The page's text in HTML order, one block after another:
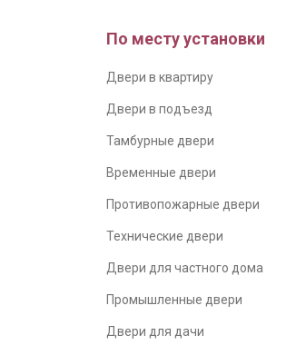
По месту установки
Двери в квартиру
Двери в подъезд
Тамбурные двери
Временные двери
Противопожарные двери
Технические двери
Двери для частного дома
Промышленные двери
Двери для дачи